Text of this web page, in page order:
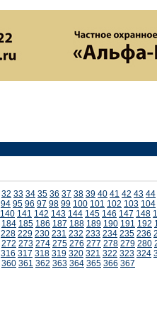
32 33 34 35 36 37 38 39 40 41 42 43 44
94 95 96 97 98 99 100 101 102 103 104
140 141 142 143 144 145 146 147 148
184 185 186 187 188 189 190 191 192
228 229 230 231 232 233 234 235 236
272 273 274 275 276 277 278 279 280
316 317 318 319 320 321 322 323 324
360 361 362 363 364 365 366 367